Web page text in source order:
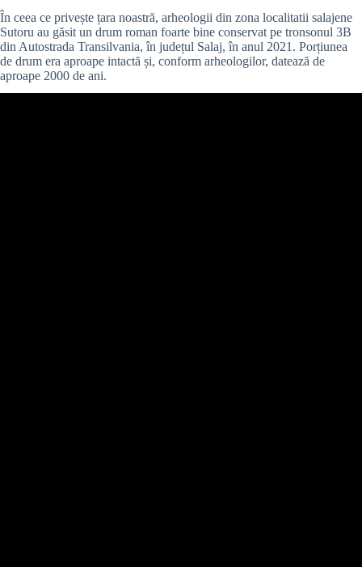
În ceea ce privește țara noastră, arheologii din zona localitatii salajene
Sutoru au găsit un drum roman foarte bine conservat pe tronsonul 3B
din Autostrada Transilvania, în județul Salaj, în anul 2021. Porțiunea
de drum era aproape intactă și, conform arheologilor, datează de
aproape 2000 de ani.